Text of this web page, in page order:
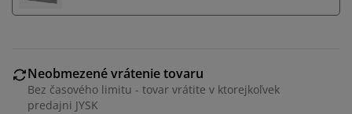
Neobmezené vrátenie tovaru
Bez časového limitu - tovar vrátite v ktorejkoľvek
predajni JYSK